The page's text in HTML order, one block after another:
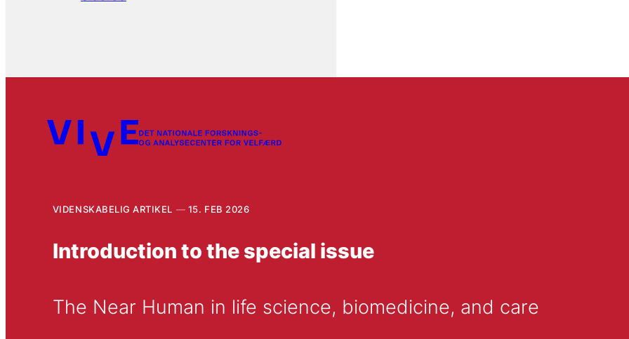
VIDENSKABELIG ARTIKEL 15. FEB 2026
Introduction to the special issue
The Near Human in life science, biomedicine, and care